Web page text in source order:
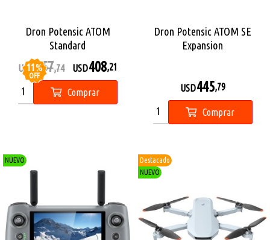
Dron Potensic ATOM
Standard
11%
OFF
USD 457,74 USD408,21
Comprar
Dron Potensic ATOM SE
Expansion
USD445,79
Comprar
NUEVO
Destacado
NUEVO